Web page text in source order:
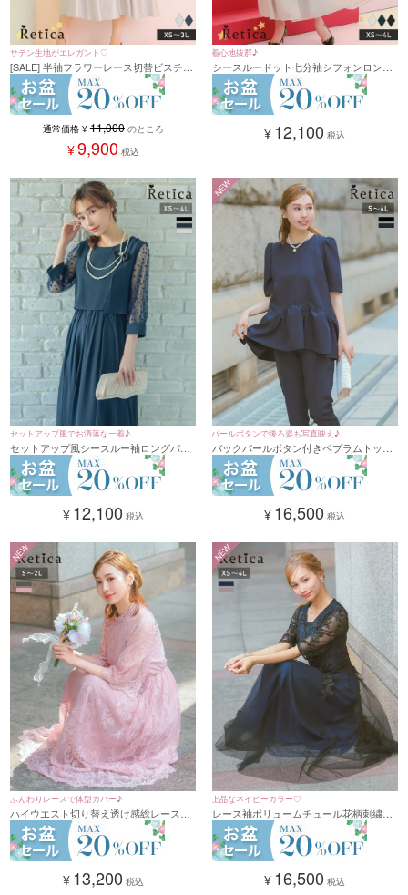
サテン生地がエレガント♡
[SALE] 半袖フラワーレース切替ビスチェ
風サテンフレアスカートパーティードレ
ス 二次会 謝恩会(XSサイズ～3Lサイズ)
通常価格 ¥ 11,000 のところ
¥9,900 税込
着心地抜群♪
シースルードット七分袖シフォンロング
丈パーティードレス(XSサイズ～4Lサイ
ズ)
¥ 12,100 税込
セットアップ風でお洒落な一着♪
セットアップ風シースルー袖ロングパー
ティードレス (XSサイズ～4Lサイズ)
¥ 12,100 税込
パールボタンで後ろ姿も写真映え♪
バックパールボタン付きペプラムトップ
ス×センターシームパンツドレス 結婚式
二次会 (Sサイズ～4Lサイズ)
NEW
¥ 16,500 税込
ふんわりレースで体型カバー♪
ハイウエスト切り替え透け感総レースハ
イネックロング丈フレアパーティードレ
ス 結婚式 二次会（Sサイズ〜2Lサイズ）
NEW
¥ 13,200 税込
上品なネイビーカラー♡
レース袖ボリュームチュール花柄刺繍ロ
ングパーティードレス 結婚式 二次会 発
表会(XSサイズ～4Lサイズ)
NEW
¥ 16,500 税込